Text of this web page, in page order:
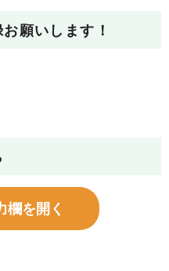
願いします！
欄を開く